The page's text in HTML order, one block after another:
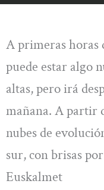
A primeras horas
puede estar algo
altas, pero irá
mañana. A partir
nubes de
sur, con brisas
Euskalmet